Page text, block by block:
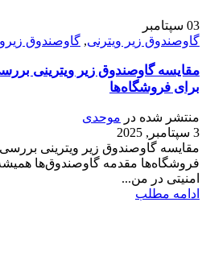
03 سپتامبر
گاوصندوق زیر ویترنی, گاوصندوق
مقایسه گاوصندوق زیر ویترینی
برای فروشگاه‌ها
منتشر شده در موحدی
3 سپتامبر, 2025
مقایسه گاوصندوق زیر ویترینی
فروشگاه‌ها مقدمه گاوصندوق‌ها
امنیتی در من...
ادامه مطلب